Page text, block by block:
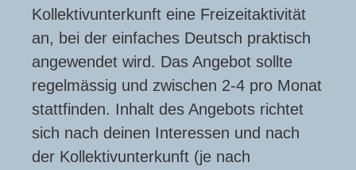
Kollektivunterkunft eine Freizeitaktivität
an, bei der einfaches Deutsch praktisch
angewendet wird. Das Angebot sollte
regelmässig und zwischen 2-4 pro Monat
stattfinden. Inhalt des Angebots richtet
sich nach deinen Interessen und nach
der Kollektivunterkunft (je nach